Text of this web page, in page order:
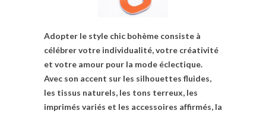
Adopter le style chic bohème consiste à
célébrer votre individualité, votre créativité
et votre amour pour la mode éclectique.
Avec son accent sur les silhouettes fluides,
les tissus naturels, les tons terreux, les
imprimés variés et les accessoires affirmés, la